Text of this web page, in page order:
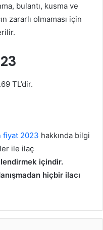
bulantı, kusma ve
zararlı olmaması için
TL’dir.
fiyat 2023 hakkında bilgi
ile ilaç
içindir.
hiçbir ilacı